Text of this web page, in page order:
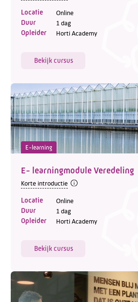
Locatie Online
Duur 1 dag
Opleider Horti Academy
Bekijk cursus
E-learning
E- learningmodule Veredeling
Korte introductie
Locatie Online
Duur 1 dag
Opleider Horti Academy
Bekijk cursus